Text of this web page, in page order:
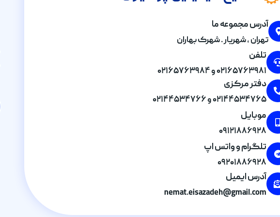
آدرس مجموعه ما
تهران , شهریار . شهرک بهاران
تلفن
۰۲۱۶۵۷۶۳۹۸۱ و ۰۲۱۶۵۷۶۳۹۸۴
دفتر مرکزی
۰۲۱۴۴۵۳۴۷۶۵ و ۰۲۱۴۴۵۳۴۷۶۶
موبایل
۰۹۱۲۱۸۸۶۹۲۸
تلگرام و واتس اپ
۰۹۲۰۱۸۸۶۹۲۸
آدرس ایمیل
nemat.eisazadeh@gmail.com